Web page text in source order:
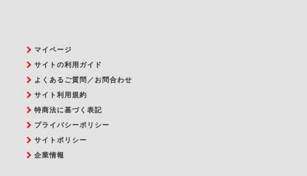
マイページ
サイトの利用ガイド
よくあるご質問／お問合わせ
サイト利用規約
特商法に基づく表記
プライバシーポリシー
サイトポリシー
企業情報